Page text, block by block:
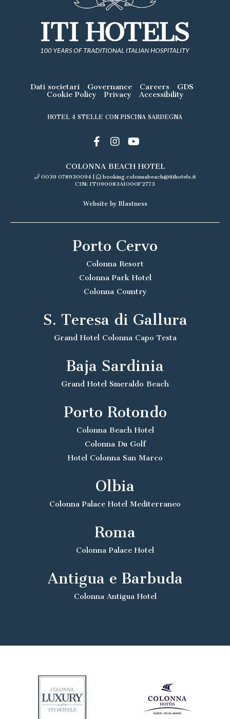
Dati societari Governance Careers
GDS
Cookie Policy
Privacy Accessibility
HOTEL 4 STELLE CON PISCINA SARDEGNA
COLONNA BEACH HOTEL
0039 078930094|
booking.colonnabeach@itihotels.it
CIN: IT090083A1000F2773
Website by Blastness
Porto Cervo
Colonna Resort
Colonna Park Hotel
Colonna Country
S. Teresa di Gallura
Grand Hotel Colonna Capo Testa
Baja Sardinia
Grand Hotel Smeraldo Beach
Porto Rotondo
Colonna Beach Hotel
Colonna Du Golf
Hotel Colonna San Marco
Olbia
Colonna Palace Hotel Mediterraneo
Roma
Colonna Palace Hotel
Antigua e Barbuda
Colonna Antigua Hotel